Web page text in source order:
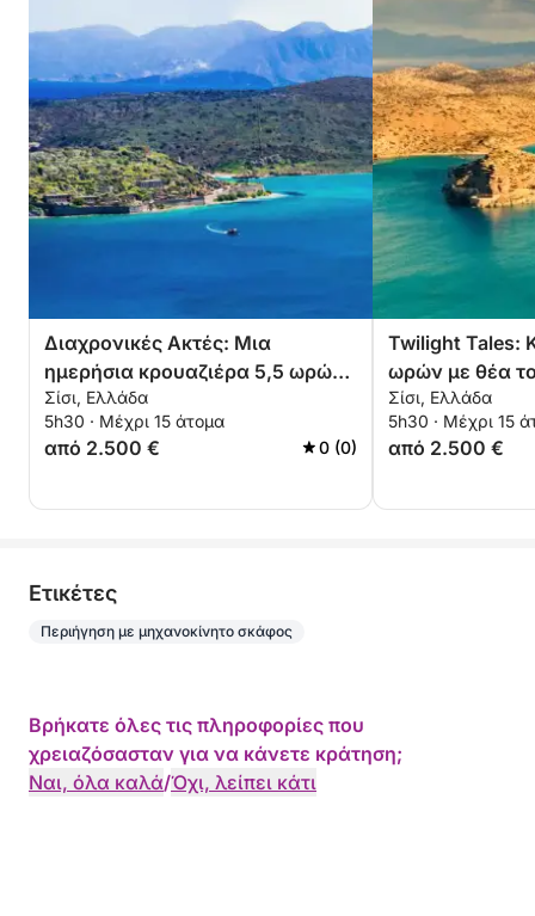
Διαχρονικές Ακτές: Μια
ημερήσια κρουαζιέρα 5,5 ωρών
στην Πλάκα και την Ελούντα
Σίσι, Ελλάδα
5h30 · Μέχρι 15 άτομα
από 2.500 € 0 (0)
Twilight Tales:
ωρών με θέα
στην Πλάκα
Σίσι, Ελλάδα
5h30 · Μέχρι 15
από 2.500 €
Eτικέτες
Περιήγηση με μηχανοκίνητο σκάφος
Βρήκατε όλες τις πληροφορίες που
χρειαζόσασταν για να κάνετε κράτηση;
Ναι, όλα καλά/Όχι, λείπει κάτι